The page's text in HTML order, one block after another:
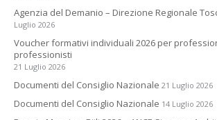
Agenzia del Demanio – Direzione Regionale
Luglio 2026
Voucher formativi individuali 2026 per
professionisti
21 Luglio 2026
Documenti del Consiglio Nazionale 21 Luglio 2026
Documenti del Consiglio Nazionale 14 Luglio 2026